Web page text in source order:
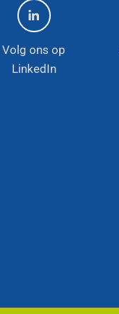
Volg ons op
LinkedIn